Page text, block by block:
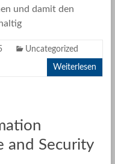
und damit den
Uncategorized
Weiterlesen
and Security